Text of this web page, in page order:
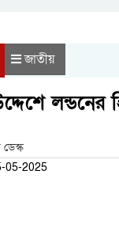
জাতীয়
লন্ডনের
ডেস্ক
05-2025